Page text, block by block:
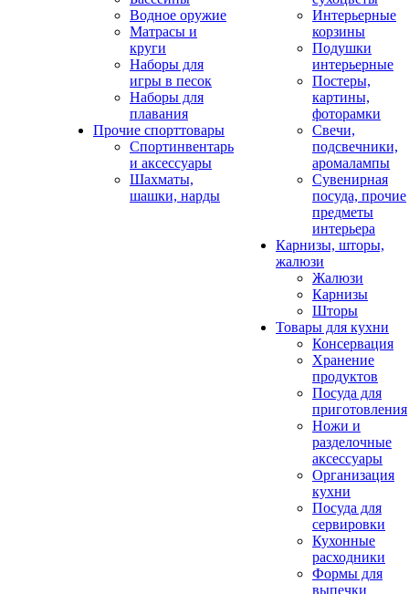
Водное оружие
Матрасы и
круги
Наборы для
игры в песок
Наборы для
плавания
Прочие спорттовары
Спортинвентарь
и аксессуары
Шахматы,
шашки, нарды
Интерьерные
корзины
Подушки
интерьерные
Постеры,
картины,
фоторамки
Свечи,
подсвечники,
аромалампы
Сувенирная
посуда, прочие
предметы
интерьера
Карнизы, шторы,
жалюзи
Жалюзи
Карнизы
Шторы
Товары для кухни
Консервация
Хранение
продуктов
Посуда для
приготовления
Ножи и
разделочные
аксессуары
Организация
кухни
Посуда для
сервировки
Кухонные
расходники
Формы для
выпечки